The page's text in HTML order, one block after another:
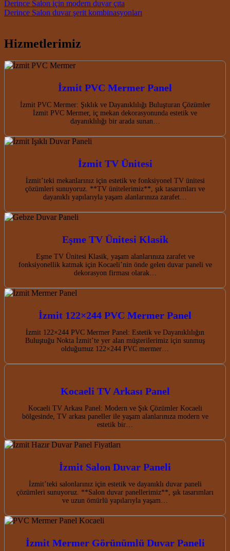
Post navigation
Derince Salon için modern duvar çıta
Derince Salon duvar şerit kombinasyonları
Hizmetlerimiz
İzmit PVC Mermer Panel
İzmit PVC Mermer: Şıklık ve Dayanıklılığı Buluşturan Çözümler
İzmit PVC Mermer, iç mekan dekorasyonunda estetik ve
dayanıklılığı bir arada sunan…
İzmit TV Ünitesi
İzmit’teki mekanlarınız için estetik ve fonksiyonel TV ünitesi
çözümleri sunuyoruz. **TV ünitelerimiz**, şık tasarımları ve
dayanıklı yapılarıyla yaşam alanlarınıza zarafet…
Eşme TV Ünitesi Klasik
Eşme TV Ünitesi Klasik, yaşam alanlarınıza zarafet ve
fonksiyonellik katmak için Kocaeli’nin önde gelen duvar paneli ve
dekorasyon firması olarak…
İzmit 122×244 PVC Mermer Panel
İzmit 122×244 PVC Mermer Panel: Estetik ve Dayanıklılığın
Buluştuğu Nokta İzmit’te yer alan müşterilerimiz için sunmuş
olduğumuz 122×244 PVC mermer…
Kocaeli TV Arkası Panel
Kocaeli TV Arkası Panel: Modern ve Şık Çözümler Kocaeli
bölgesinde, TV arkası paneller ile yaşam alanlarınıza modern ve
estetik bir…
İzmit Salon Duvar Paneli
İzmit’teki salonlarınız için estetik ve dayanıklı duvar paneli
çözümleri sunuyoruz. **Salon duvar panellerimiz**, şık tasarımları
ve uzun ömürlü yapılarıyla yaşam…
İzmit Mermer Görünümlü Duvar Paneli